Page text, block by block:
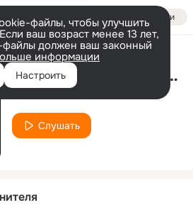
Войти
файлы, чтобы улучшить
ваш возраст менее 13 лет,
файлы должен ваш законный
информации
Настроить Lately (I Feel Like I Wanna Wake Up Out Of This Dream)
Слушать